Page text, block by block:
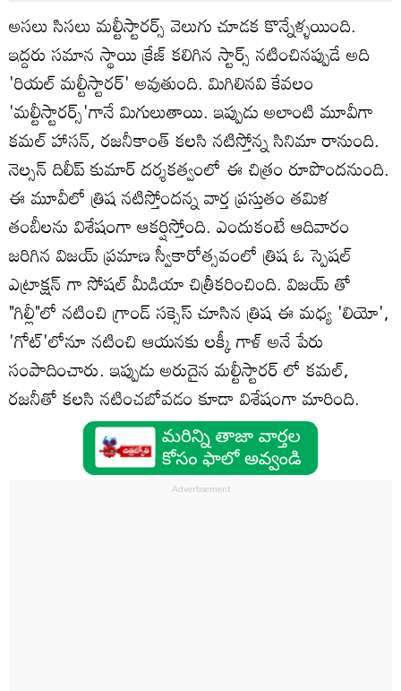
అసలు సిసలు మల్టీస్టారర్స్ వెలుగు చూడక కొన్నేళ్ళయింది.
ఇద్దరు సమాన స్థాయి క్రేజ్ కలిగిన స్టార్స్ నటించినప్పుడే అది
'రియల్ మల్టీస్టారర్' అవుతుంది. మిగిలినవి కేవలం
'మల్టీస్టారర్స్'గానే మిగులుతాయి. ఇప్పుడు అలాంటి మూవీగా
కమల్ హాసన్, రజనీకాంత్ కలసి నటిస్తోన్న సినిమా రానుంది.
నెల్సన్ దిలీప్ కుమార్ దర్శకత్వంలో ఈ చిత్రం రూపొందనుంది.
ఈ మూవీలో త్రిష నటిస్తోందన్న వార్త ప్రస్తుతం తమిళ
తంబీలను విశేషంగా ఆకర్షిస్తోంది. ఎందుకంటే ఆదివారం
జరిగిన విజయ్ ప్రమాణ స్వీకారోత్సవంలో త్రిష ఓ స్పెషల్
ఎట్రాక్షన్ గా సోషల్ మీడియా చిత్రీకరించింది. విజయ్ తో
"గిల్లీ"లో నటించి గ్రాండ్ సక్సెస్ చూసిన త్రిష ఈ మధ్య 'లియో',
'గోట్'లోనూ నటించి ఆయనకు లక్కీ గాళ్ అనే పేరు
సంపాదించారు. ఇప్పుడు అరుదైన మల్టీస్టారర్ లో కమల్,
రజనీతో కలసి నటించబోవడం కూడా విశేషంగా మారింది.